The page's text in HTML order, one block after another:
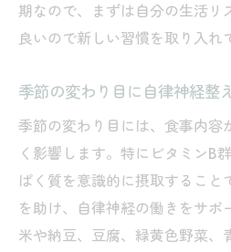
期なので、まずは自分の生活リ
良いので新しい習慣を取り入れ
季節の変わり目に自律神経整
季節の変わり目には、食事内容
く影響します。特にビタミンB
ぱく質を意識的に摂取すること
を助け、自律神経の働きをサポ
米や納豆、豆腐、緑黄色野菜、